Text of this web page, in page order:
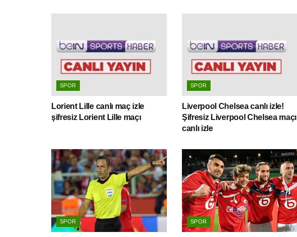
SPOR
Lorient Lille canlı maç izle
şifresiz Lorient Lille maçı
SPOR
Liverpool Chelsea canlı izle!
Şifresiz Liverpool Chelsea maçı
canlı izle
SPOR SPOR